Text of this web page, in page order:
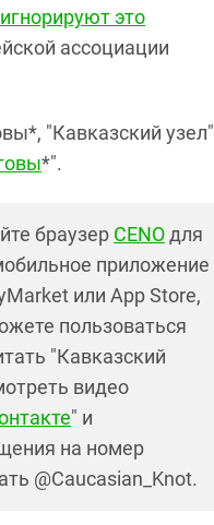
игнорируют это
ассоциации
"Кавказский узел"
*".
браузер CENOдля
приложение
или App Store,
пользоваться
"Кавказский
видео
" и
на номер
@Caucasian_Knot.